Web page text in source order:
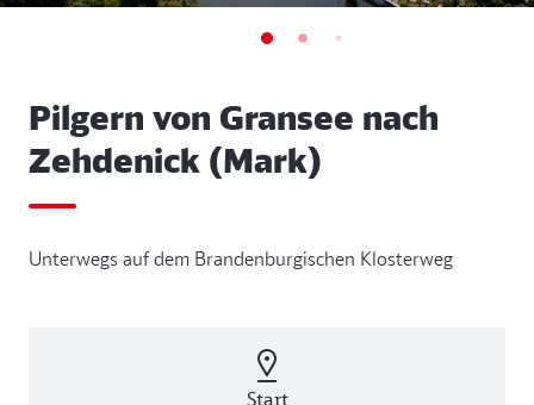
Pilgern von Gransee nach
Zehdenick (Mark)
Unterwegs auf dem Brandenburgischen Klosterweg
Start